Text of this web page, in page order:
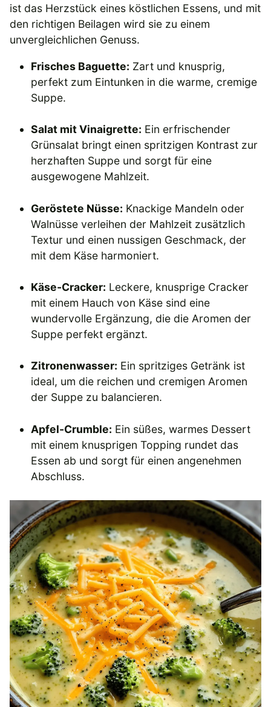
ist das Herzstück eines köstlichen Essens, und mit
den richtigen Beilagen wird sie zu einem
unvergleichlichen Genuss.
Frisches Baguette: Zart und knusprig,
perfekt zum Eintunken in die warme, cremige
Suppe.
Salat mit Vinaigrette: Ein erfrischender
Grünsalat bringt einen spritzigen Kontrast zur
herzhaften Suppe und sorgt für eine
ausgewogene Mahlzeit.
Geröstete Nüsse: Knackige Mandeln oder
Walnüsse verleihen der Mahlzeit zusätzlich
Textur und einen nussigen Geschmack, der
mit dem Käse harmoniert.
Käse-Cracker: Leckere, knusprige Cracker
mit einem Hauch von Käse sind eine
wundervolle Ergänzung, die die Aromen der
Suppe perfekt ergänzt.
Zitronenwasser: Ein spritziges Getränk ist
ideal, um die reichen und cremigen Aromen
der Suppe zu balancieren.
Apfel-Crumble: Ein süßes, warmes Dessert
mit einem knusprigen Topping rundet das
Essen ab und sorgt für einen angenehmen
Abschluss.